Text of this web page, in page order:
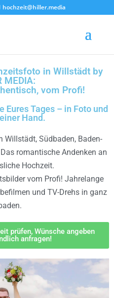
hochzeit@hiller.media
in Willstädt by
MEDIA:
vom Profi!
Tages – in Foto und
Hand.
Willstädt, Südbaden, Baden-
romantische Andenken an
Hochzeit.
vom Profi! Jahrelange
und TV-Drehs in ganz
prüfen, Wünsche angeben
anfragen!